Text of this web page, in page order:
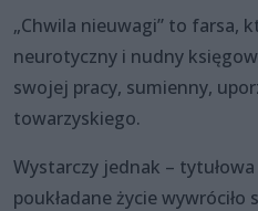
„Chwila nieuwagi” to farsa,
neurotyczny i nudny
swojej pracy, sumienny,
towarzyskiego.
Wystarczy jednak –
poukładane życie